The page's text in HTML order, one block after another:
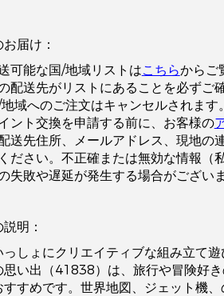
届け：
可能な国/地域リストはこちらからご
配送先がリストにあることを必ずご
域へのご注文はキャンセルされます。
ント交換を申請する前に、お客様の
送先住所、メールアドレス、現地の
ださい。不正確または無効な情報（
失敗や遅延が発生する場合がございま
明：
っしょにクリエイティブな組み立て
思い出（41838）は、旅行や冒険好
すすめです。世界地図、ジェット機